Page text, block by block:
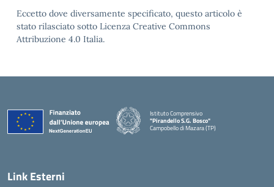
Eccetto dove diversamente specificato, questo articolo è
stato rilasciato sotto Licenza Creative Commons
Attribuzione 4.0 Italia.
Istituto Comprensivo
"Pirandello S.G. Bosco"
Campobello di Mazara (TP)
— Visita la pagina iniziale della scuola
Link Esterni